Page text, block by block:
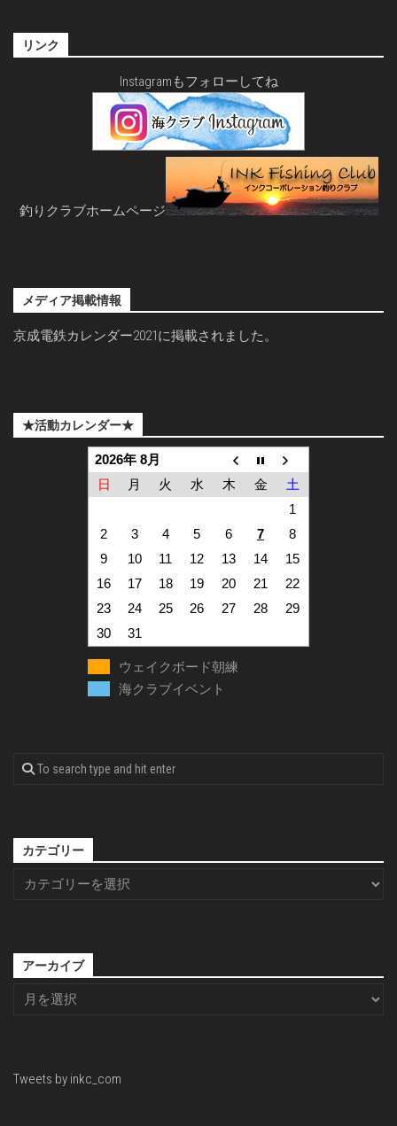
リンク
Instagramもフォローしてね
釣りクラブホームページ
メディア掲載情報
京成電鉄カレンダー2021に掲載されました。
★活動カレンダー★
2026年 8月
日
月 火 水 木 金
土
1
2
3 4 5 6 7
8
9
10 11 12 13 14
15
16
17 18 19 20 21
22
23
24 25 26 27 28
29
30
31
ウェイクボード朝練
海クラブイベント
カテゴリー
アーカイブ
Tweets by inkc_com